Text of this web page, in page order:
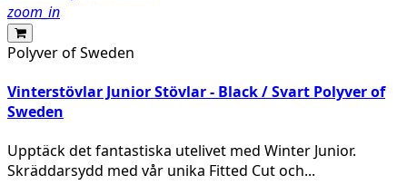
zoom_in
Polyver of Sweden
Vinterstövlar Junior Stövlar - Black / Svart Polyver of
Sweden
Upptäck det fantastiska utelivet med Winter Junior.
Skräddarsydd med vår unika Fitted Cut och...